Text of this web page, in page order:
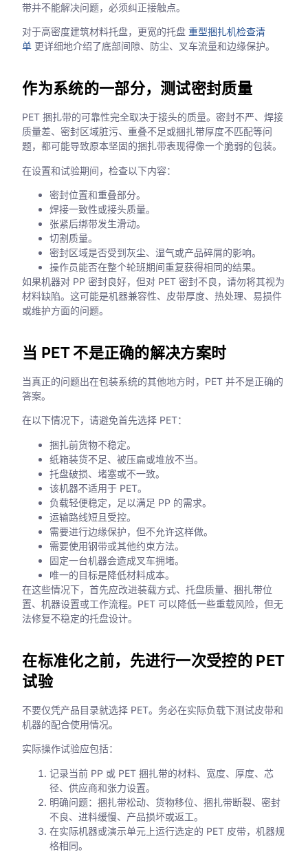
带并不能解决问题，必须纠正接触点。
对于高密度建筑材料托盘，更宽的托盘重型捆扎机检查清
单 更详细地介绍了底部间隙、防尘、叉车流量和边缘保护。
作为系统的一部分，测试密封质量
PET 捆扎带的可靠性完全取决于接头的质量。密封不严、焊接
质量差、密封区域脏污、重叠不足或捆扎带厚度不匹配等问
题，都可能导致原本坚固的捆扎带表现得像一个脆弱的包装。
在设置和试验期间，检查以下内容：
密封位置和重叠部分。
焊接一致性或接头质量。
张紧后绑带发生滑动。
切割质量。
密封区域是否受到灰尘、湿气或产品碎屑的影响。
操作员能否在整个轮班期间重复获得相同的结果。
如果机器对 PP 密封良好，但对 PET 密封不良，请勿将其视为
材料缺陷。这可能是机器兼容性、皮带厚度、热处理、易损件
或维护方面的问题。
当 PET 不是正确的解决方案时
当真正的问题出在包装系统的其他地方时，PET 并不是正确的
答案。
在以下情况下，请避免首先选择 PET：
捆扎前货物不稳定。
纸箱装货不足、被压扁或堆放不当。
托盘破损、堵塞或不一致。
该机器不适用于 PET。
负载轻便稳定，足以满足 PP 的需求。
运输路线短且受控。
需要进行边缘保护，但不允许这样做。
需要使用钢带或其他约束方法。
固定一台机器会造成叉车拥堵。
唯一的目标是降低材料成本。
在这些情况下，首先应改进装载方式、托盘质量、捆扎带位
置、机器设置或工作流程。PET 可以降低一些重载风险，但无
法修复不稳定的托盘设计。
在标准化之前，先进行一次受控的 PET
试验
不要仅凭产品目录就选择 PET。务必在实际负载下测试皮带和
机器的配合使用情况。
实际操作试验应包括：
记录当前 PP 或 PET 捆扎带的材料、宽度、厚度、芯
径、供应商和张力设置。
明确问题：捆扎带松动、货物移位、捆扎带断裂、密封
不良、进料缓慢、产品损坏或返工。
在实际机器或演示单元上运行选定的 PET 皮带，机器规
格相同。